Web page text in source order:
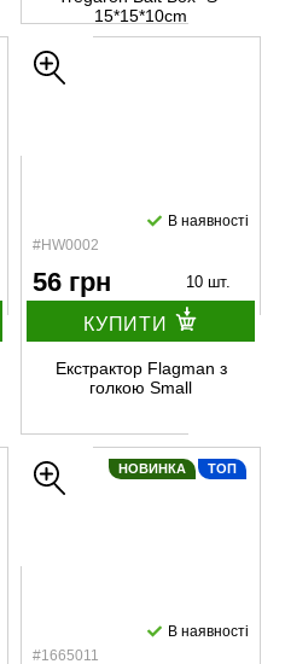
15*15*10cm
#HW0002
В наявності
56 грн 10 шт.
КУПИТИ
Екстрактор Flagman з
голкою Small
ТОП
НОВИНКА
#1665011
В наявності